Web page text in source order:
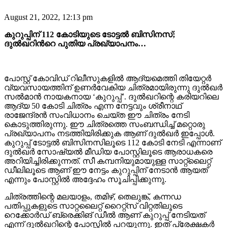
August 21, 2022, 12:13 pm
കുറുപ്പിന് 112 കോടിയുടെ ടോട്ടൽ ബിസിനസ്;
ദുൽഖറിന്‍റെ പുതിയ പ്രഖ്യാപനം…
പോസ്റ്റ് കോവിഡ് റിലീസുകളിൽ ആദ്യമെത്തി തിയേറ്റർ
വ്യവസായത്തിന് ഉണർവേകിയ ചിത്രമായിരുന്നു ദുൽഖർ
സൽമാൻ നായകനായ ‘കുറുപ്പ്’. ദുൽഖറിന്റെ കരിയറിലെ
ആദ്യ 50 കോടി ചിത്രം എന്ന നേട്ടവും ശ്രീനാഥ്‌
രാജേന്ദ്രൻ സംവിധാനം ചെയ്ത ഈ ചിത്രം നേടി
കൊടുത്തിരുന്നു. ഈ ചിത്രത്തെ സംബന്ധിച്ച് മറ്റൊരു
പ്രഖ്യാപനം നടത്തിയിരിക്കുക ആണ് ദുൽഖർ ഇപ്പോൾ.
കുറുപ്പ് ടോട്ടൽ ബിസിനസിലൂടെ 112 കോടി നേടി എന്നാണ്
ദുൽഖർ സോഷ്യൽ മീഡിയ പോസ്റ്റിലൂടെ ആരാധകരെ
അറിയിച്ചിരിക്കുന്നത്. സീ കമ്പനിയുമായുള്ള സാറ്റ്ലൈറ്റ്
ഡീലിലൂടെ ആണ് ഈ നേട്ടം കുറുപ്പിന് നേടാൻ ആയത്
എന്നും പോസ്റ്റിൽ അദ്ദേഹം സൂചിപ്പിക്കുന്നു.
ചിത്രത്തിന്റെ മലയാളം, തമിഴ്, തെലുങ്ക്, കന്നഡ
പതിപ്പുകളുടെ സാറ്റലൈറ്റ്‌ റൈറ്റ്സ് വിറ്റതിലൂടെ
റെക്കോർഡ് ബ്രെക്കിങ് ഡീൽ ആണ് കുറുപ്പ് നേടിയത്
എന്ന് ദുൽഖറിന്റെ പോസ്റ്റിൽ പറയുന്നു. ഇത് പ്രേക്ഷകർ